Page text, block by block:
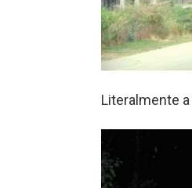
Literalmente